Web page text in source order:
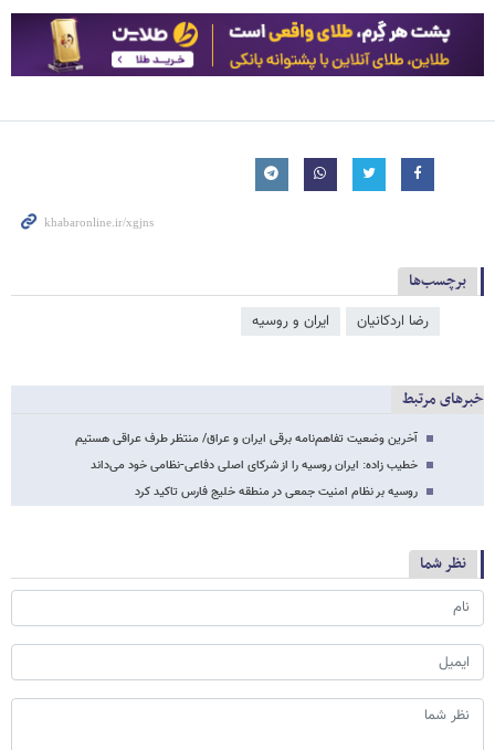
برچسب‌ها
رضا اردکانیان ایران و روسیه
خبرهای مرتبط
آخرین وضعیت تفاهم‌نامه برقی ایران و عراق/ منتظر طرف عراقی هستیم
خطیب زاده: ایران روسیه را از شرکای اصلی دفاعی-نظامی خود می‌داند
روسیه بر نظام امنیت جمعی در منطقه خلیج فارس تاکید کرد
نظر شما